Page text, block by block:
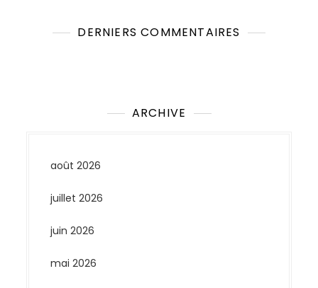
DERNIERS COMMENTAIRES
ARCHIVE
août 2026
juillet 2026
juin 2026
mai 2026